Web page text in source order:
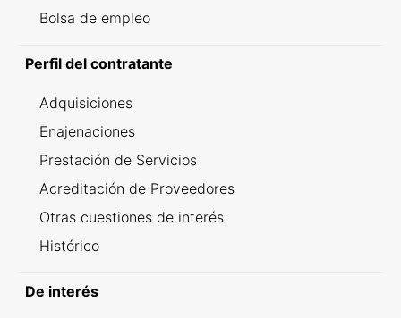
Bolsa de empleo
Perfil del contratante
Adquisiciones
Enajenaciones
Prestación de Servicios
Acreditación de Proveedores
Otras cuestiones de interés
Histórico
De interés